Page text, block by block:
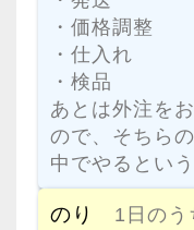
・価格調整
・仕入れ
・検品
あとは外注を
ので、そちら
中でやるとい
のり 1日のう